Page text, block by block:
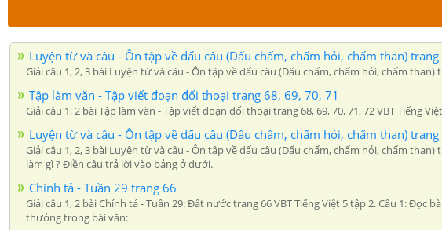
Luyện từ và câu - Ôn tập về dấu câu (Dấu chấm, chấm hỏi, chấm than)
Giải câu 1, 2, 3 bài Luyện từ và câu - Ôn tập về dấu câu (Dấu chấm, chấm hỏi, chấm
Tập làm văn - Tập viết đoạn đối thoại trang 68, 69, 70, 71
Giải câu 1, 2 bài Tập làm văn - Tập viết đoạn đối thoại trang 68, 69, 70, 71, 72 VBT
Luyện từ và câu - Ôn tập về dấu câu (Dấu chấm, chấm hỏi, chấm than)
Giải câu 1, 2, 3 bài Luyện từ và câu - Ôn tập về dấu câu (Dấu chấm, chấm hỏi, chấm
làm gì ? Điền câu trả lời vào bảng ở dưới.
Chính tả - Tuần 29 trang 66
Giải câu 1, 2 bài Chính tả - Tuần 29: Đất nước trang 66 VBT Tiếng Việt 5 tập 2. Câu 1:
thưởng trong bài văn: